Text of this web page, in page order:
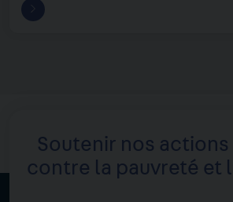
Soutenir nos actions
contre la pauvreté et